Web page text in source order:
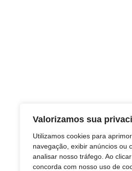
Valorizamos sua
Utilizamos cookies para
navegação, exibir anúncios ou
analisar nosso tráfego. Ao
concorda com nosso uso de
TAGS
agricultura
Economia
Industrias